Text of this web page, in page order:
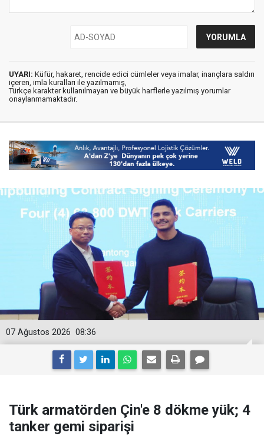
UYARI: Küfür, hakaret, rencide edici cümleler veya imalar, inançlara saldırı
içeren, imla kuralları ile yazılmamış,
Türkçe karakter kullanılmayan ve büyük harflerle yazılmış yorumlar
onaylanmamaktadır.
08:36
07 Ağustos 2026
Türk armatörden Çin'e 8 dökme yük; 4
tanker gemi siparişi